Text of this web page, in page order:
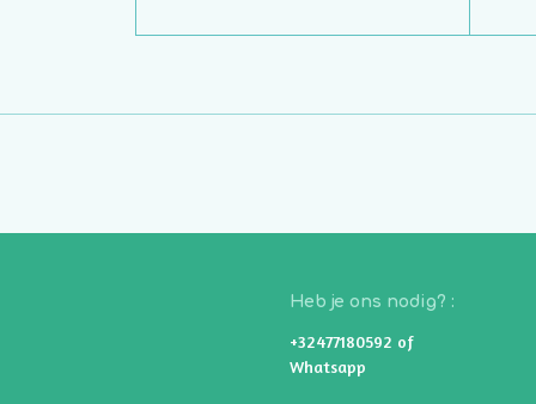
Heb je ons nodig? :
+32477180592 of
Whatsapp